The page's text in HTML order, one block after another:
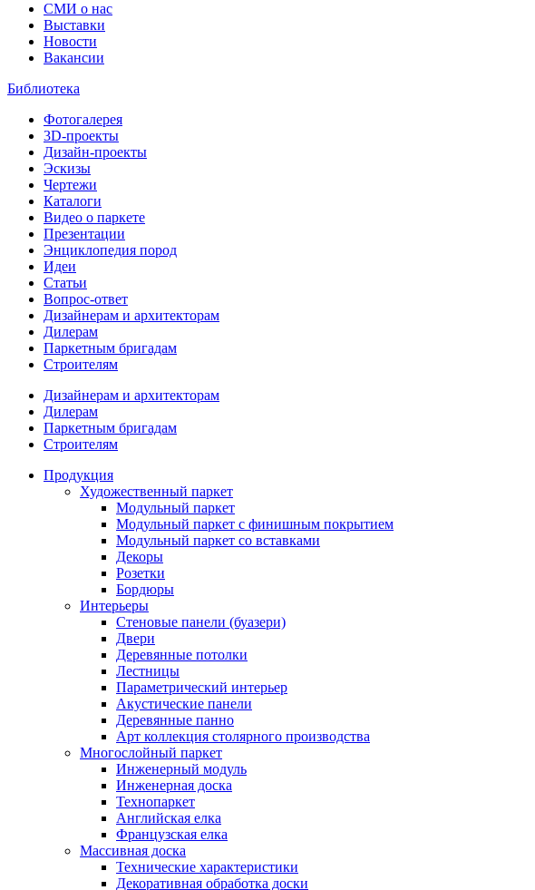
СМИ о нас
Выставки
Новости
Вакансии
Библиотека
Фотогалерея
3D-проекты
Дизайн-проекты
Эскизы
Чертежи
Каталоги
Видео о паркете
Презентации
Энциклопедия пород
Идеи
Статьи
Вопрос-ответ
Дизайнерам и архитекторам
Дилерам
Паркетным бригадам
Строителям
Дизайнерам и архитекторам
Дилерам
Паркетным бригадам
Строителям
Продукция
Художественный паркет
Модульный паркет
Модульный паркет с финишным покрытием
Модульный паркет со вставками
Декоры
Розетки
Бордюры
Интерьеры
Стеновые панели (буазери)
Двери
Деревянные потолки
Лестницы
Параметрический интерьер
Акустические панели
Деревянные панно
Арт коллекция столярного производства
Многослойный паркет
Инженерный модуль
Инженерная доска
Технопаркет
Английская елка
Французская елка
Массивная доска
Технические характеристики
Декоративная обработка доски